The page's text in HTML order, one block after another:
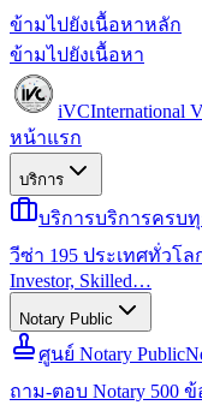
ข้ามไปยังเนื้อหาหลัก
ข้ามไปยังเนื้อหา
iVCInternational
หน้าแรก
บริการ
บริการบริการครบ
วีซ่า 195 ประเทศทั่วโล
Investor, Skilled…
Notary Public
ศูนย์ Notary Public
ถาม-ตอบ Notary 500 ข้